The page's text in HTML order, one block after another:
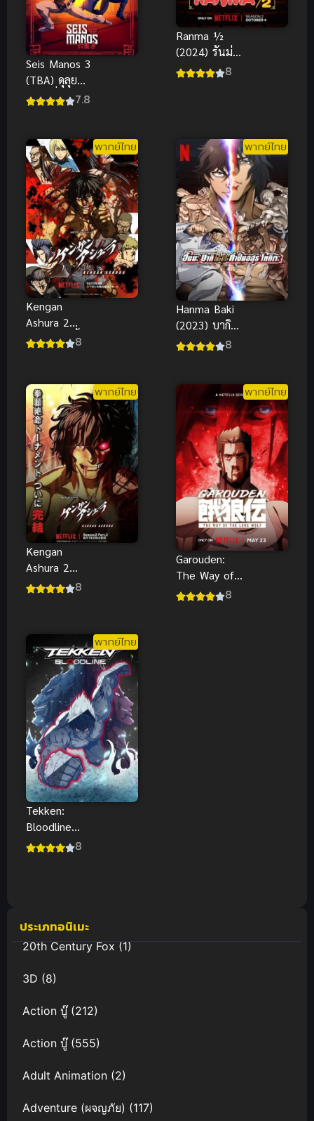
Seis Manos 3
(TBA) ดุลุย
แดนเถื่อน 7.8
Ranma ½
(2024) รันม่า
1/2 ไอ้หนุ่ม
8
พากย์ไทย
Kengan
Ashura 2
(2023) กำปั้น
8
พากย์ไทย
Hanma Baki
(2023) บากิ
ภาค 4
8
พากย์ไทย
Kengan
Ashura 2
Part 2
ภาค 2(จบ
แล้ว)
8
พากย์ไทย
Garouden:
The Way of
the Lone 8
พากย์ไทย
Tekken:
Bloodline
(2022) เทค
8
ประเภทอนิเมะ
20th Century Fox(1)
3D (8)
Action บู๊(212)
Action บู๊(555)
Adult Animation (2)
Adventure (ผจญภัย) (117)